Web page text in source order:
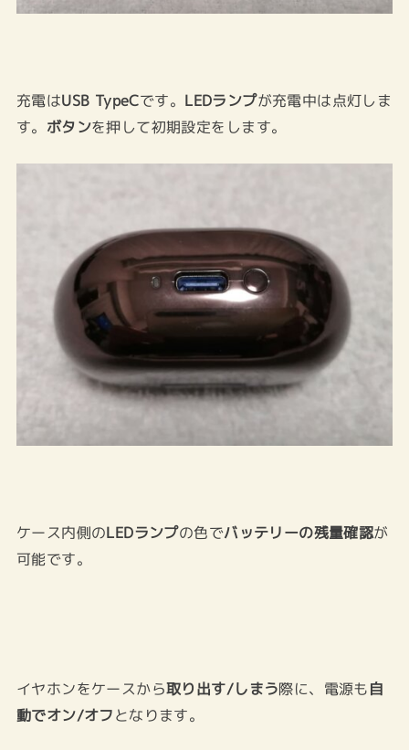
充電はUSB TypeCです。 LEDランプが充電中は点灯しま
す。 ボタンを押して初期設定をします。
ケース内側のLEDランプの色でバッテリーの残量確認が
可能です。
イヤホンをケースから取り出す/しまう際に、電源も自
動でオン/オフとなります。